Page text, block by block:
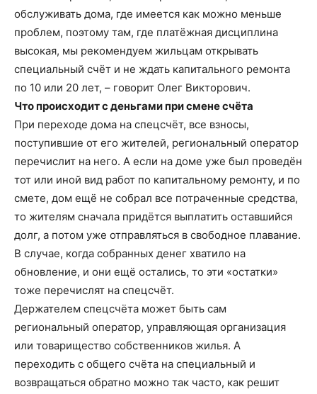
обслуживать дома, где имеется как можно меньше
проблем, поэтому там, где платёжная дисциплина
высокая, мы рекомендуем жильцам открывать
специальный счёт и не ждать капитального ремонта
по 10 или 20 лет, – говорит Олег Викторович.
Что происходит с деньгами при смене счёта
При переходе дома на спецсчёт, все взносы,
поступившие от его жителей, региональный оператор
перечислит на него. А если на доме уже был проведён
тот или иной вид работ по капитальному ремонту, и по
смете, дом ещё не собрал все потраченные средства,
то жителям сначала придётся выплатить оставшийся
долг, а потом уже отправляться в свободное плавание.
В случае, когда собранных денег хватило на
обновление, и они ещё остались, то эти «остатки»
тоже перечислят на спецсчёт.
Держателем спецсчёта может быть сам
региональный оператор, управляющая организация
или товарищество собственников жилья. А
переходить с общего счёта на специальный и
возвращаться обратно можно так часто, как решит